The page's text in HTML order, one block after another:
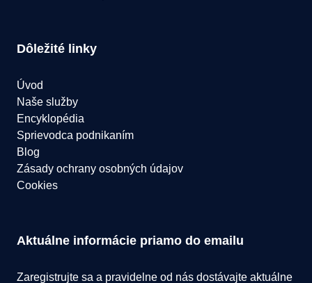
Dôležité linky
Úvod
Naše služby
Encyklopédia
Sprievodca podnikaním
Blog
Zásady ochrany osobných údajov
Cookies
Aktuálne informácie priamo do emailu
Zaregistrujte sa a pravidelne od nás dostávajte aktuálne